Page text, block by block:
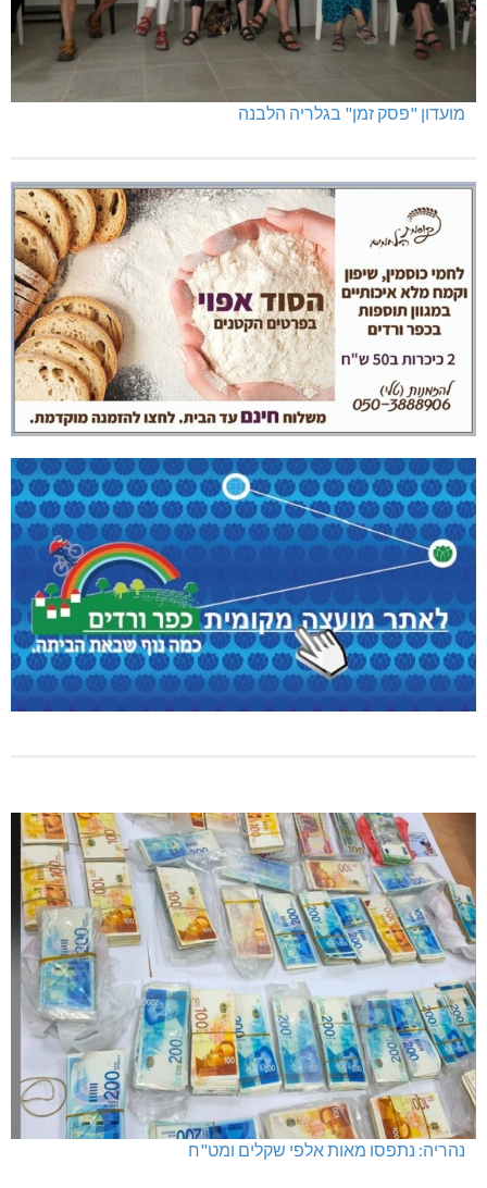
מועדון "פסק זמן" בגלריה הלבנה
נהריה: נתפסו מאות אלפי שקלים ומט"ח